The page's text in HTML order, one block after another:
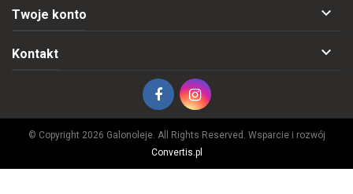
Twoje konto 
Kontakt 
© Copyright 2026 Galonoleje. All Rights Reserved. Wsparcie i rozwój
Convertis.pl